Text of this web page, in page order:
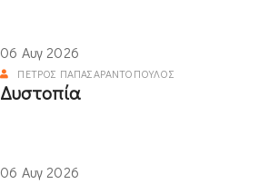
06 Αυγ 2026
ΠΈΤΡΟΣ ΠΑΠΑΣΑΡΑΝΤΌΠΟΥΛΟΣ
Δυστοπία
06 Αυγ 2026